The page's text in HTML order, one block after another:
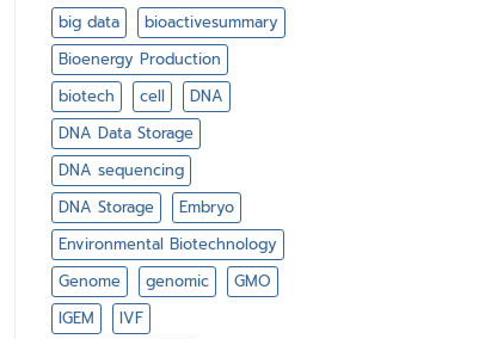
ระดับ
เซลล์
เดี่ยว
big data
bioactivesummary
Bioenergy Production
biotech
cell
DNA
DNA Data Storage
DNA sequencing
DNA Storage
Embryo
Environmental Biotechnology
Genome
genomic
GMO
IGEM
IVF